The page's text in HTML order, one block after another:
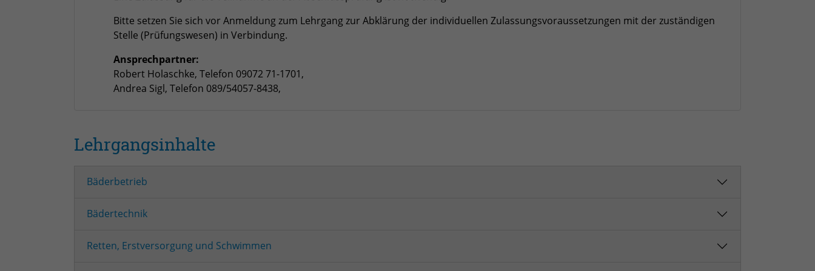
Bitte setzen Sie sich vor Anmeldung zum Lehrgang zur Abklärung der individuellen Zulassungsvoraussetzungen mit der zuständigen
Stelle (Prüfungswesen) in Verbindung.
Ansprechpartner:
Robert Holaschke, Telefon 09072 71-1701,
Andrea Sigl, Telefon 089/54057-8438,
Lehrgangsinhalte
Bäderbetrieb
Bädertechnik
Retten, Erstversorgung und Schwimmen
Zweck Login geschlossener Bereich
Name
Anbieter